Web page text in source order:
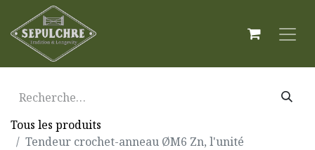
Tous les produits
Tendeur crochet-anneau ØM6 Zn, l'unité